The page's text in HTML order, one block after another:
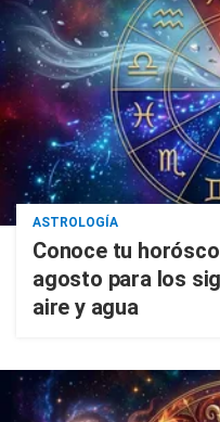
ASTROLOGÍA
Conoce tu
agosto para los
aire y agua